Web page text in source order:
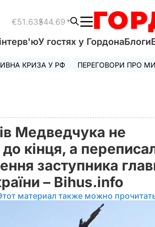
€51.63$44.69
У гостях у ГордонаБлоги
КРИЗА У РФ ПЕРЕГОВОРИ ПРО
Медведчука не
кінця, а
заступника
– Bihus.info
материал также можно